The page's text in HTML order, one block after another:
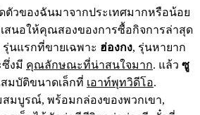
ตัวของฉันมาจากประเทศมากหรือน้อย
สนอให้คุณสองของการซื้อกิจการล่าสุด
รุ่นแรกที่ขายเฉพาะ ฮ่องกง, รุ่นหายาก
ซึ่งมี คุณลักษณะที่น่าสนใจมาก. แล้ว ซู
มบัติขนาดเล็กที่ เอาท์พุทวิดีโอ.
มบูรณ์, พร้อมกล่องของพวกเขา,